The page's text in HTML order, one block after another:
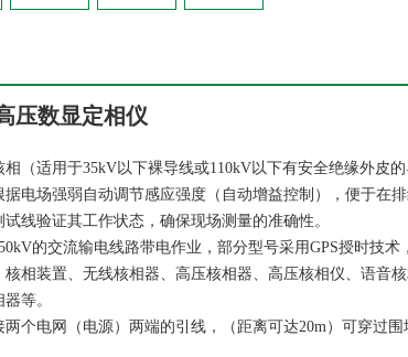
压数显定相仪
（适用于35kV以下裸导线或110kV以下有安全绝缘外皮
电场强弱自动调节感应强度（自动增益控制），便于在
线验证其工作状态，确保现场测量的准确性。
的交流输电线路带电作业，部分型号采用GPS授时技术
相装置、无线核相器、高压核相器、高压核相仪、语音
等。
个电网（电源）两端的引线，（距离可达20m）可穿过